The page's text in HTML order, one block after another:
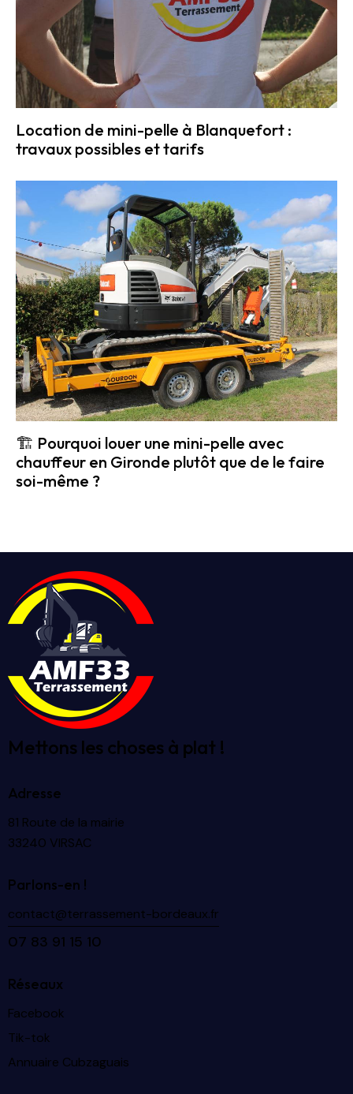
Location de mini-pelle à Blanquefort :
travaux possibles et tarifs
🏗️ Pourquoi louer une mini-pelle avec
chauffeur en Gironde plutôt que de le faire
soi-même ?
Mettons les choses à plat !
Adresse
81 Route de la mairie
33240 VIRSAC
Parlons-en !
contact@terrassement-bordeaux.fr
07 83 91 15 10
Réseaux
Facebook
Tik-tok
Annuaire Cubzaguais